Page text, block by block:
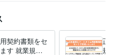
願いいたします。
合は、お見積またはDMからご相談く
契約書類をセ
す 就業規則
正社
規則